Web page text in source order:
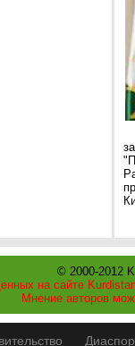
© 2000-2012
на сайте
Мнение авторов